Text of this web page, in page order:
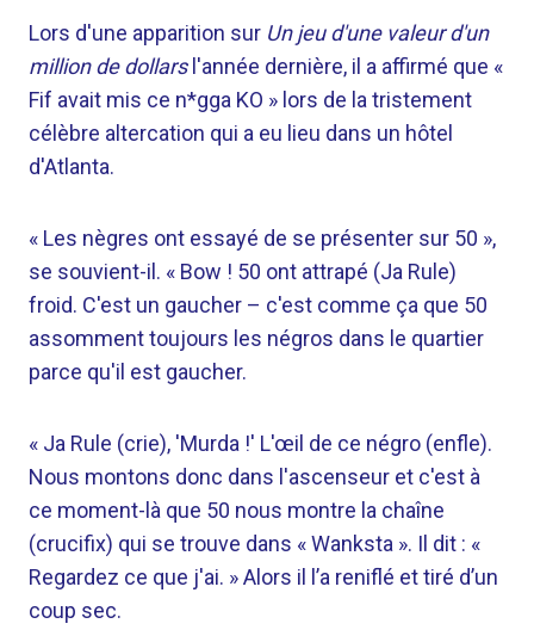
Lors d'une apparition sur Un jeu d'une valeur d'un
million de dollarsl'année dernière, il a affirmé que «
Fif avait mis ce n*gga KO » lors de la tristement
célèbre altercation qui a eu lieu dans un hôtel
d'Atlanta.
« Les nègres ont essayé de se présenter sur 50 »,
se souvient-il. « Bow ! 50 ont attrapé (Ja Rule)
froid. C'est un gaucher – c'est comme ça que 50
assomment toujours les négros dans le quartier
parce qu'il est gaucher.
« Ja Rule (crie), 'Murda !' L'œil de ce négro (enfle).
Nous montons donc dans l'ascenseur et c'est à
ce moment-là que 50 nous montre la chaîne
(crucifix) qui se trouve dans « Wanksta ». Il dit : «
Regardez ce que j'ai. » Alors il l’a reniflé et tiré d’un
coup sec.